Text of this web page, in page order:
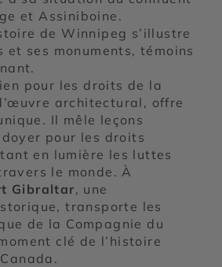
et Assiniboine.
de Winnipeg s’illustre
et ses monuments, témoins
pour les droits de la
architectural, offre
Il mêle leçons
pour les droits
en lumière les luttes
le monde. À
Gibraltar, une
transporte les
de la Compagnie du
clé de l’histoire